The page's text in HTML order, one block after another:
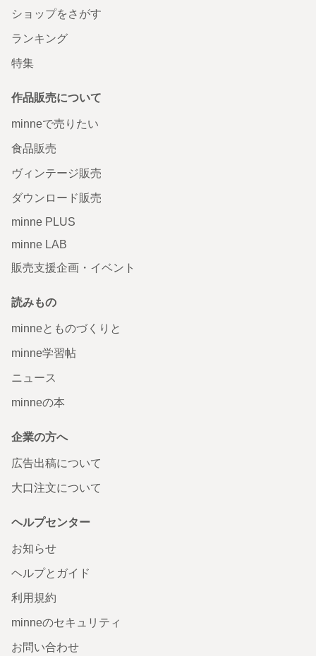
ショップをさがす
ランキング
特集
作品販売について
minneで売りたい
食品販売
ヴィンテージ販売
ダウンロード販売
minne PLUS
minne LAB
販売支援企画・イベント
読みもの
minneとものづくりと
minne学習帖
ニュース
minneの本
企業の方へ
広告出稿について
大口注文について
ヘルプセンター
お知らせ
ヘルプとガイド
利用規約
minneのセキュリティ
お問い合わせ